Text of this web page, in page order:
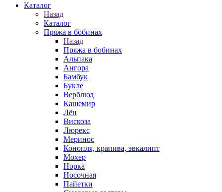
Каталог
Назад
Каталог
Пряжа в бобинах
Назад
Пряжа в бобинах
Альпака
Ангора
Бамбук
Букле
Верблюд
Кашемир
Лён
Вискоза
Люрекс
Меринос
Конопля, крапива, эвкалипт
Мохер
Норка
Носочная
Пайетки